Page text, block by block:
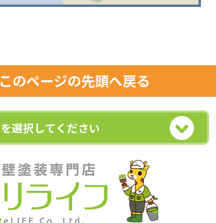
このページの先頭へ戻る